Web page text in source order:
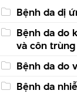
Bệnh da dị
Bệnh da do
và côn trùng
Bệnh da do
Bệnh da